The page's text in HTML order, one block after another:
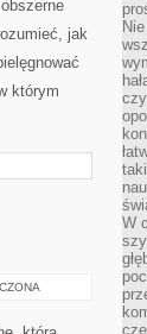
jak
którym
W